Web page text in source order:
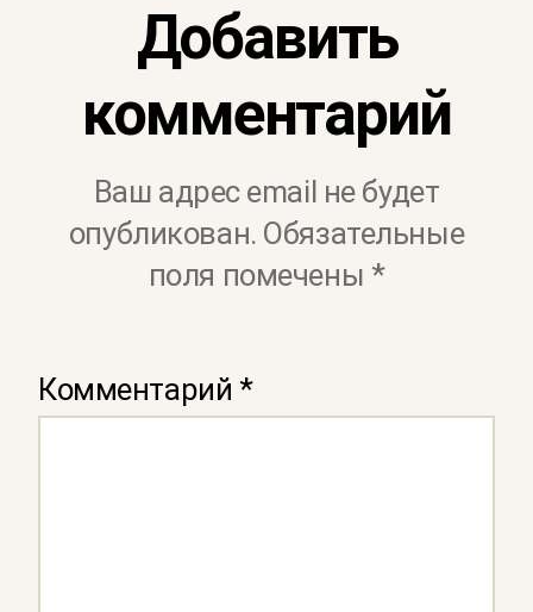
Добавить
комментарий
Ваш адрес email не будет
опубликован. Обязательные
поля помечены *
Комментарий *